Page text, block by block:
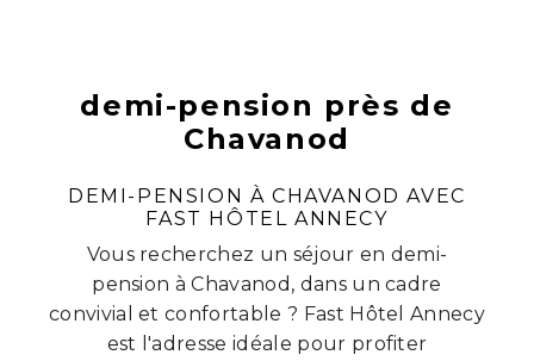
demi-pension près de
Chavanod
DEMI-PENSION À CHAVANOD AVEC
FAST HÔTEL ANNECY
Vous recherchez un séjour en demi-
pension à Chavanod, dans un cadre
convivial et confortable ? Fast Hôtel Annecy
est l'adresse idéale pour profiter